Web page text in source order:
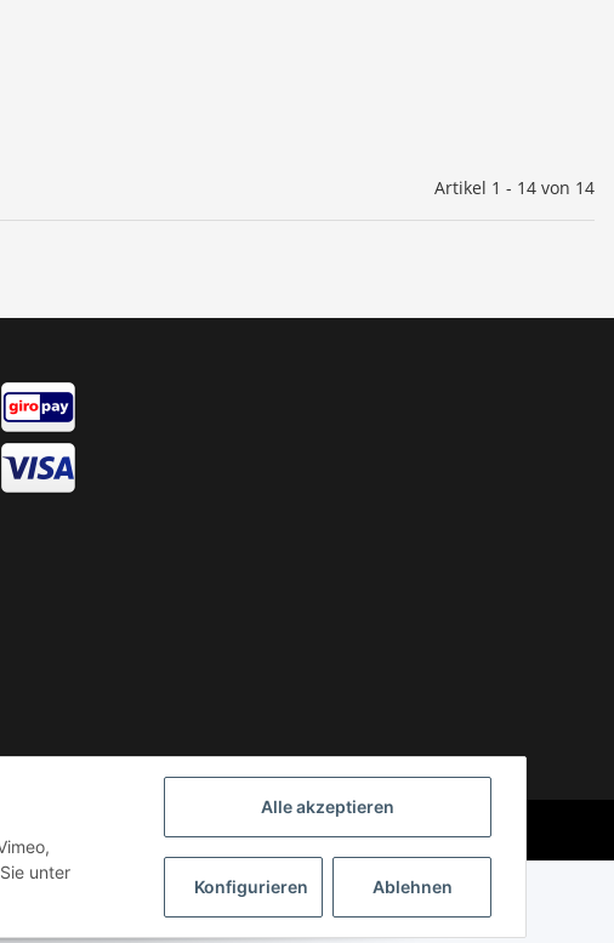
Artikel 1 - 14 von 14
unter
Alle akzeptieren
Konfigurieren Ablehnen